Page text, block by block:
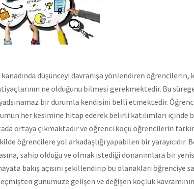
düşünceyi davranışa yönlendiren
ne olduğunu bilmesi gerekmektedir. Bu
bir durumla kendisini belli etmektedir.
her kesimine hitap ederek belirli katılımları içinde
ortaya çıkmaktadır ve öğrenci koçu öğrencilerin
öğrencilere yol arkadaşlığı yapabilen bir yarayıcıdır.
sahip olduğu ve olmak istediği donanımlara bir
bakış açısını şekillendirip bu olanakları öğrenciye
günümüze gelişen ve değişen koçluk